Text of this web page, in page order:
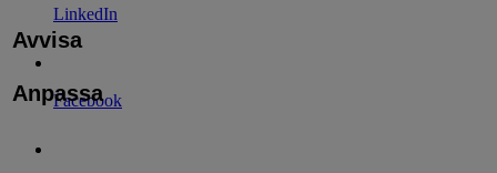
Anpassa
Avvisa
LinkedIn
Facebook